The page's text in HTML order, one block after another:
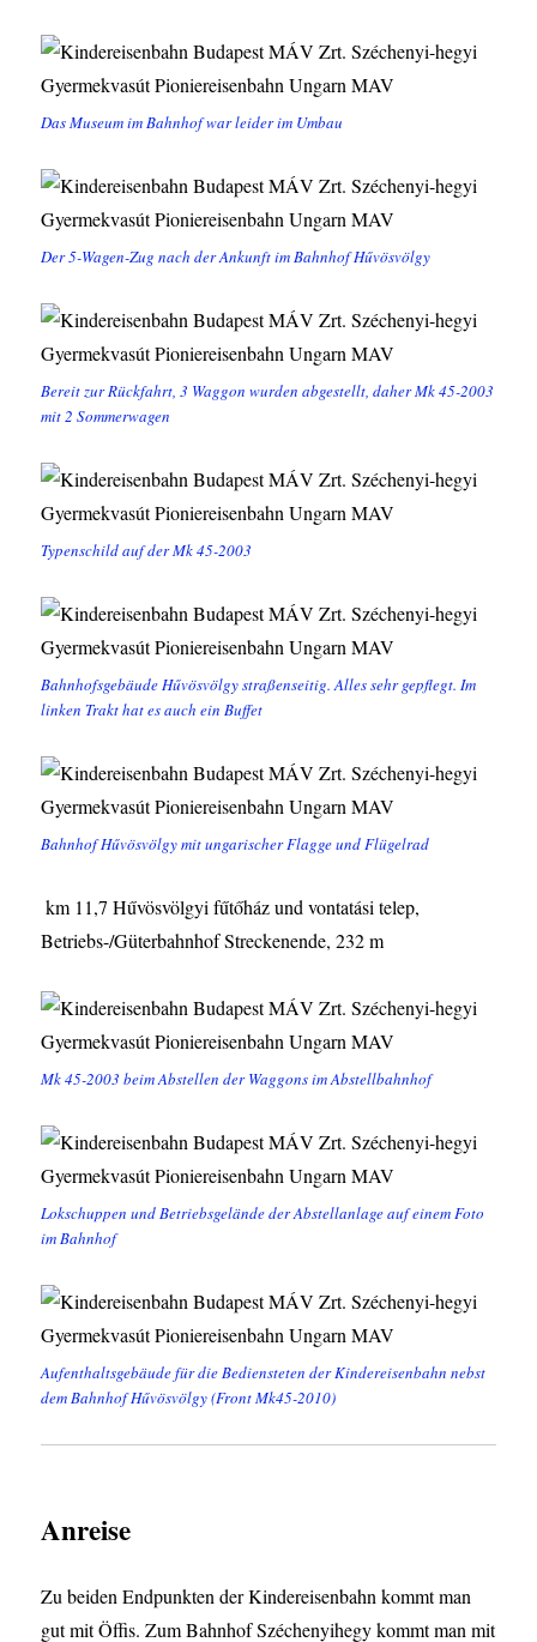
Das Museum im Bahnhof war leider im Umbau
Der 5-Wagen-Zug nach der Ankunft im Bahnhof Hűvösvölgy
Bereit zur Rückfahrt, 3 Waggon wurden abgestellt, daher Mk 45-2003
mit 2 Sommerwagen
Typenschild auf der Mk 45-2003
Bahnhofsgebäude Hűvösvölgy straßenseitig. Alles sehr gepflegt. Im
linken Trakt hat es auch ein Buffet
Bahnhof Hűvösvölgy mit ungarischer Flagge und Flügelrad
km 11,7 Hűvösvölgyi fűtőház und vontatási telep,
Betriebs-/Güterbahnhof Streckenende, 232 m
Mk 45-2003 beim Abstellen der Waggons im Abstellbahnhof
Lokschuppen und Betriebsgelände der Abstellanlage auf einem Foto
im Bahnhof
Aufenthaltsgebäude für die Bediensteten der Kindereisenbahn nebst
dem Bahnhof Hűvösvölgy (Front Mk45-2010)
Anreise
Zu beiden Endpunkten der Kindereisenbahn kommt man
gut mit Öffis. Zum Bahnhof Széchenyihegy kommt man mit